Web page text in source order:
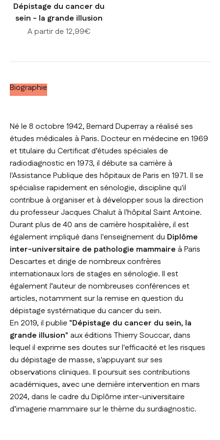
Dépistage du cancer du
sein - la grande illusion
Prix de vente
A partir de 12,99€
Biographie
Né le 8 octobre 1942, Bernard Duperray a réalisé ses
études médicales à Paris. Docteur en médecine en 1969
et titulaire du Certificat d’études spéciales de
radiodiagnostic en 1973, il débute sa carrière à
l'Assistance Publique des hôpitaux de Paris en 1971. Il se
spécialise rapidement en sénologie, discipline qu'il
contribue à organiser et à développer sous la direction
du professeur Jacques Chalut à l'hôpital Saint Antoine.
Durant plus de 40 ans de carrière hospitalière, il est
également impliqué dans l'enseignement du Diplôme
inter-universitaire de pathologie mammaire à Paris
Descartes et dirige de nombreux confrères
internationaux lors de stages en sénologie. Il est
également l’auteur de nombreuses conférences et
articles, notamment sur la remise en question du
dépistage systématique du cancer du sein.
En 2019, il publie"Dépistage du cancer du sein, la
grande illusion" aux éditions Thierry Souccar, dans
lequel il exprime ses doutes sur l'efficacité et les risques
du dépistage de masse, s'appuyant sur ses
observations cliniques. Il poursuit ses contributions
académiques, avec une dernière intervention en mars
2024, dans le cadre du Diplôme inter-universitaire
d’imagerie mammaire sur le thème du surdiagnostic.